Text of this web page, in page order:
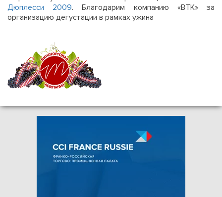
Дюплесси 2009. Благодарим компанию «ВТК» за
организацию дегустации в рамках ужина